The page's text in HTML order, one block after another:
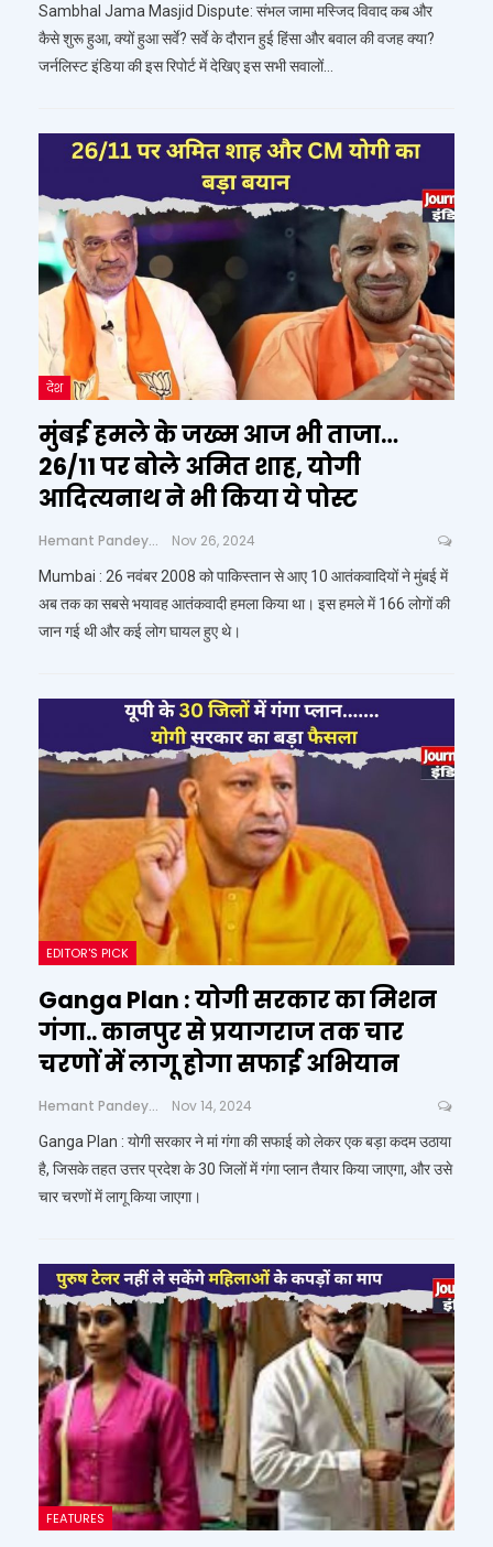
Sambhal Jama Masjid Dispute: संभल जामा मस्जिद विवाद कब और
कैसे शुरू हुआ, क्यों हुआ सर्वे? सर्वे के दौरान हुई हिंसा और बवाल की वजह क्या?
जर्नलिस्ट इंडिया की इस रिपोर्ट में देखिए इस सभी सवालों…
देश
मुंबई हमले के जख्म आज भी ताजा…
26/11 पर बोले अमित शाह, योगी
आदित्यनाथ ने भी किया ये पोस्ट
Hemant Pandey Nov 26, 2024
Mumbai : 26 नवंबर 2008 को पाकिस्तान से आए 10 आतंकवादियों ने मुंबई में
अब तक का सबसे भयावह आतंकवादी हमला किया था। इस हमले में 166 लोगों की
जान गई थी और कई लोग घायल हुए थे।
EDITOR'S PICK
Ganga Plan : योगी सरकार का मिशन
गंगा.. कानपुर से प्रयागराज तक चार
चरणों में लागू होगा सफाई अभियान
Hemant Pandey Nov 14, 2024
Ganga Plan : योगी सरकार ने मां गंगा की सफाई को लेकर एक बड़ा कदम उठाया
है, जिसके तहत उत्तर प्रदेश के 30 जिलों में गंगा प्लान तैयार किया जाएगा, और उसे
चार चरणों में लागू किया जाएगा।
FEATURES